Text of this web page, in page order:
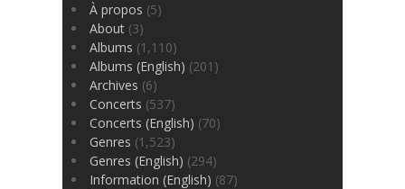
À propos (5)
About (3)
Albums (1,110)
Albums (English) (201)
Archives (6)
Concerts (537)
Concerts (English) (70)
Genres (1,523)
Genres (English) (294)
Information (English) (87)